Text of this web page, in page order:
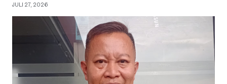
JULI 27, 2026